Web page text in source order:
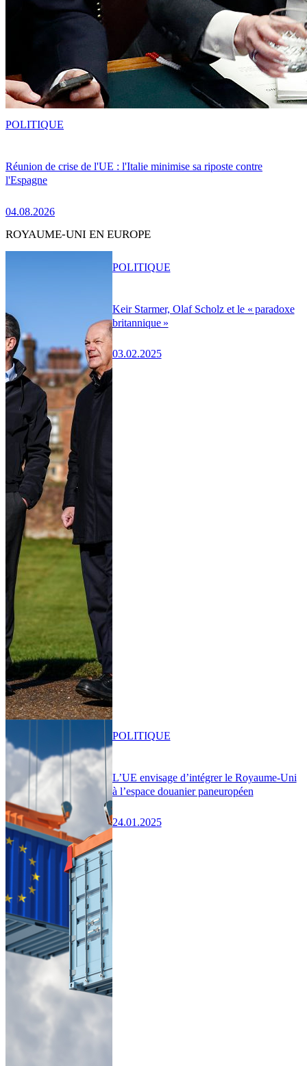
Réunion de crise de l'UE : l'Italie minimise sa riposte contre
l'Espagne
04.08.2026
POLITIQUE
ROYAUME-UNI EN EUROPE
Keir Starmer, Olaf Scholz et le « paradoxe
britannique »
03.02.2025
POLITIQUE
L’UE envisage d’intégrer le Royaume-Uni
à l’espace douanier paneuropéen
24.01.2025
POLITIQUE